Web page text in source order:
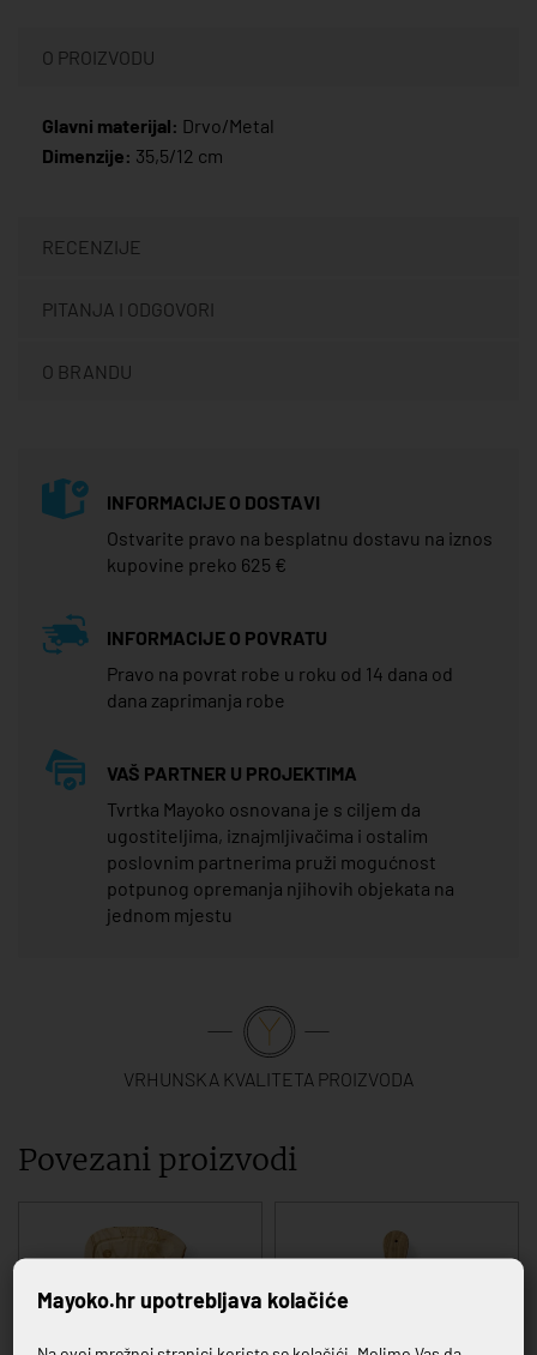
O PROIZVODU
Glavni materijal: Drvo/Metal
Dimenzije: 35,5/12 cm
RECENZIJE
PITANJA I ODGOVORI
O BRANDU
INFORMACIJE O DOSTAVI
Ostvarite pravo na besplatnu dostavu na iznos
kupovine preko 625 €
INFORMACIJE O POVRATU
Pravo na povrat robe u roku od 14 dana od
dana zaprimanja robe
VAŠ PARTNER U PROJEKTIMA
Tvrtka Mayoko osnovana je s ciljem da
ugostiteljima, iznajmljivačima i ostalim
poslovnim partnerima pruži mogućnost
potpunog opremanja njihovih objekata na
jednom mjestu
VRHUNSKA KVALITETA PROIZVODA
Povezani proizvodi
Mayoko.hr upotrebljava kolačiće